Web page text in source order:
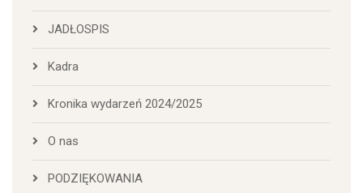
JADŁOSPIS
Kadra
Kronika wydarzeń 2024/2025
O nas
PODZIĘKOWANIA